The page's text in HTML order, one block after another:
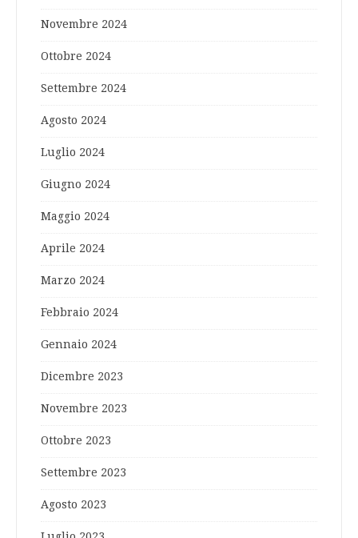
Novembre 2024
Ottobre 2024
Settembre 2024
Agosto 2024
Luglio 2024
Giugno 2024
Maggio 2024
Aprile 2024
Marzo 2024
Febbraio 2024
Gennaio 2024
Dicembre 2023
Novembre 2023
Ottobre 2023
Settembre 2023
Agosto 2023